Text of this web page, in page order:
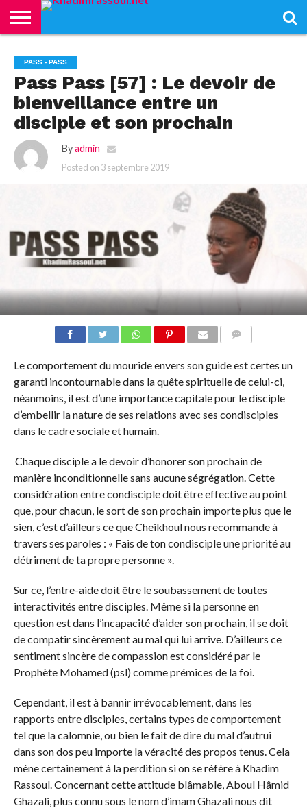
KHADIMRASSOUL
LE
MOURIDISME
ACTUALITÉS
CONTRIBUTIONS
PASS
–
NETALI
BOROM
L’ISLAM
VIDÉOS
PASS - PASS
Pass Pass [57] : Le devoir de
bienveillance entre un
disciple et son prochain
By admin
Posted on 3 septembre 2019
Le comportement du mouride envers son guide est certes un
garanti incontournable dans la quête spirituelle de celui-ci,
néanmoins, il est d’une importance capitale pour le disciple
d’embellir la nature de ses relations avec ses condisciples
dans le cadre sociale et humain.
Chaque disciple a le devoir d’honorer son prochain de
manière inconditionnelle sans aucune ségrégation. Cette
considération entre condisciple doit être effective au point
que, pour chacun, le sort de son prochain importe plus que le
sien, c’est d’ailleurs ce que Cheikhoul nous recommande à
travers ses paroles : « Fais de ton condisciple une priorité au
détriment de ta propre personne ».
Sur ce, l’entre-aide doit être le soubassement de toutes
interactivités entre disciples. Même si la personne en
question est dans l’incapacité d’aider son prochain, il se doit
de compatir sincèrement au mal qui lui arrive. D’ailleurs ce
sentiment sincère de compassion est considéré par le
Prophète Mohamed (psl) comme prémices de la foi.
Cependant, il est à bannir irrévocablement, dans les
rapports entre disciples, certains types de comportement
tel que la calomnie, ou bien le fait de dire du mal d’autrui
dans son dos peu importe la véracité des propos tenus. Cela
mène certainement à la perdition si on se réfère à Khadim
Rassoul. Concernant cette attitude blâmable, Aboul Hâmid
Ghazali, plus connu sous le nom d’imam Ghazali nous dit